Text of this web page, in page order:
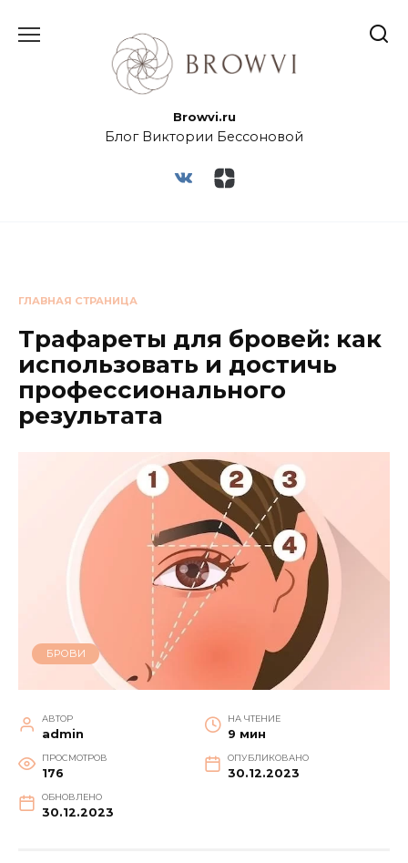
Browvi.ru
Блог Виктории Бессоновой
ГЛАВНАЯ СТРАНИЦА
Трафареты для бровей: как
использовать и достичь
профессионального
результата
БРОВИ
АВТОР
admin
НА ЧТЕНИЕ
9 мин
ПРОСМОТРОВ
176
ОПУБЛИКОВАНО
30.12.2023
ОБНОВЛЕНО
30.12.2023